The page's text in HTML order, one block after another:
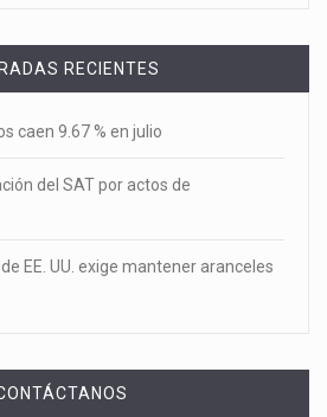
RECIENTES
caen 9.67 % en julio
del SAT por actos de
EE. UU. exige mantener aranceles